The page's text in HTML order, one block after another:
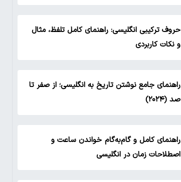
حروف ترکیبی انگلیسی: راهنمای کامل تلفظ، مثال
و نکات کاربردی
راهنمای جامع نوشتن تاریخ به انگلیسی؛ از صفر تا
صد (۲۰۲۴)
راهنمای کامل و گام‌به‌گام خواندن ساعت و
اصطلاحات زمان در انگلیسی